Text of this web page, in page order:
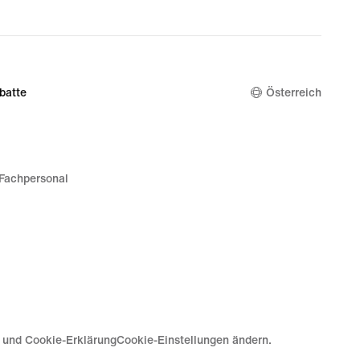
Österreich
Cookie-ErklärungCookie-Einstellungen ändern.